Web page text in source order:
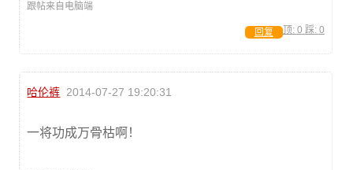
跟帖来自电脑端
顶: 0 踩: 0
回复
哈伦裤 2014-07-27 19:20:31
一将功成万骨枯啊！